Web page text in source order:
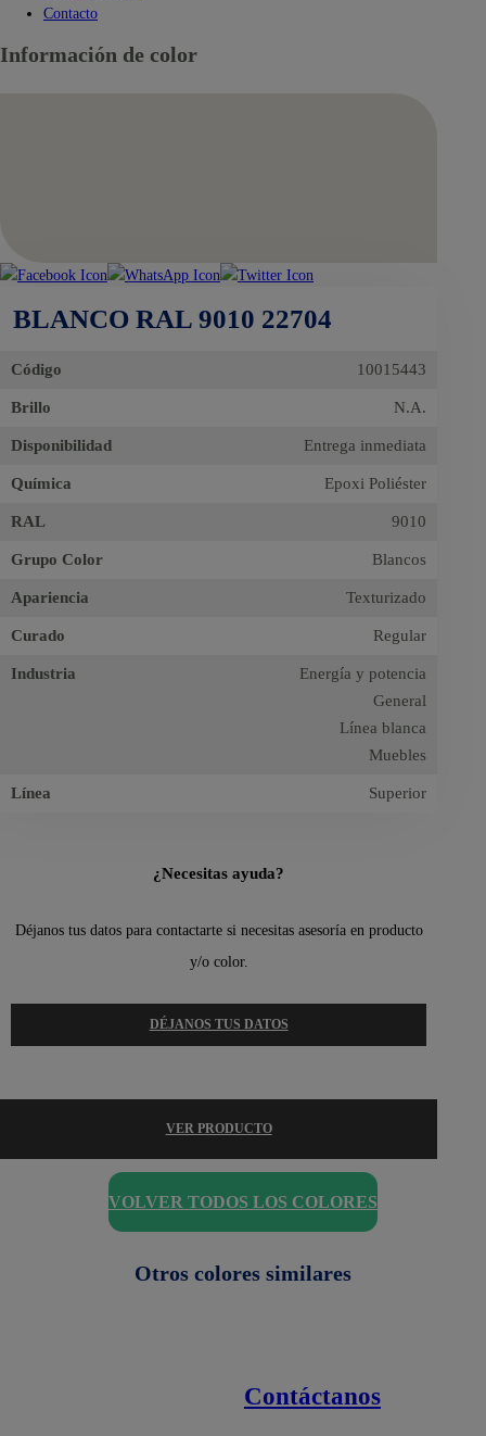
Contacto
Información de color
BLANCO RAL 9010 22704
Código 10015443
Brillo N.A.
Disponibilidad Entrega inmediata
Química Epoxi Poliéster
RAL 9010
Grupo Color Blancos
Apariencia Texturizado
Curado Regular
Industria
Energía y potencia
General
Línea blanca
Muebles
Línea Superior
¿Necesitas ayuda?
Déjanos tus datos para contactarte si necesitas asesoría en producto
y/o color.
DÉJANOS TUS DATOS
VER PRODUCTO
VOLVER TODOS LOS COLORES
Otros colores similares
Contáctanos